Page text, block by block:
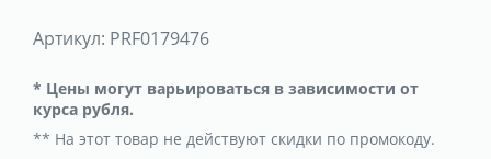
Артикул: PRF0179476
* Цены могут варьироваться в зависимости от
курса рубля.
** На этот товар не действуют скидки по промокоду.